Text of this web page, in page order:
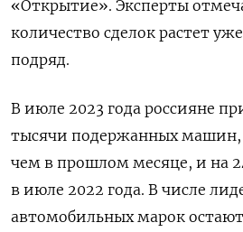
«Открытие». Эксперты
количество сделок растет
подряд.
В июле 2023 года россияне
тысячи подержанных машин,
чем в прошлом месяце, и на
в июле 2022 года. В числе
автомобильных марок